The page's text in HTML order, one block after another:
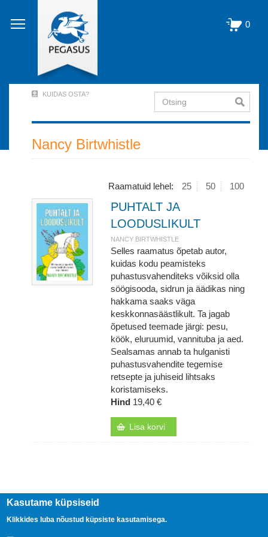
edasi
põhisisu
0
Account
Menu
KUIDAS OSTA? Otsing
Nancy Birtwhistle
Raamatuid lehel: 25 50 100
PUHTALT JA
LOODUSLIKULT
NANCY BIRTWHISTLE
Selles raamatus õpetab autor,
kuidas kodu peamisteks
puhastusvahenditeks võiksid olla
söögisooda, sidrun ja äädikas ning
hakkama saaks väga
keskkonnasäästlikult. Ta jagab
õpetused teemade järgi: pesu,
köök, eluruumid, vannituba ja aed.
Sealsamas annab ta hulganisti
puhastusvahendite tegemise
retsepte ja juhiseid lihtsaks
koristamiseks.
Hind 19,40 €
Lisa korvi
Kasutame küpsiseid
Klikkides luba nõustud küpsiste kasutamisega.